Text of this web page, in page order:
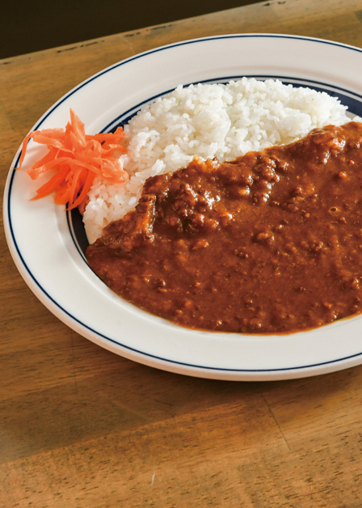
すべて
関西で開催。
おすすめの展覧会
おすすめの映画
誠光社で選びました。
おすすめの本
紹介します。
おすすめのイベント